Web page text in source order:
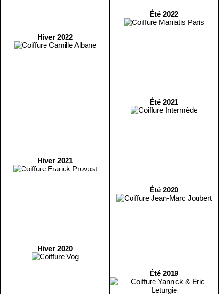
Hiver 2022
Hiver 2021
Hiver 2020
Été 2022
Été 2021
Été 2020
Été 2019